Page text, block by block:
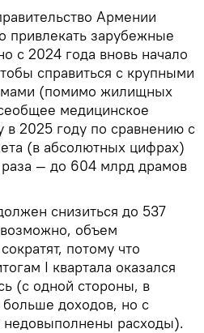
Армении
привлекать зарубежные
с 2024 года вновь начало
справиться с крупными
(помимо жилищных
медицинское
в 2025 году по сравнению с
(в абсолютных цифрах)
— до 604 млрд драмов
снизиться до 537
объем
потому что
I квартала оказался
(с одной стороны, в
доходов, но с
расходы).